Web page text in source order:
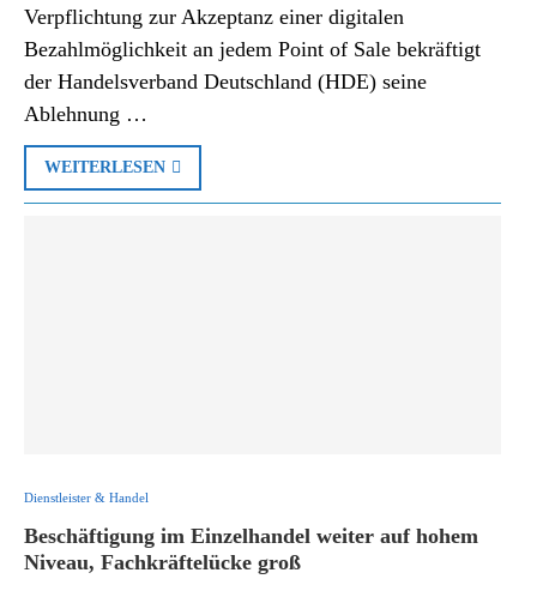
Verpflichtung zur Akzeptanz einer digitalen
Bezahlmöglichkeit an jedem Point of Sale bekräftigt
der Handelsverband Deutschland (HDE) seine
Ablehnung …
WEITERLESEN
Dienstleister & Handel
Beschäftigung im Einzelhandel weiter auf hohem
Niveau, Fachkräftelücke groß